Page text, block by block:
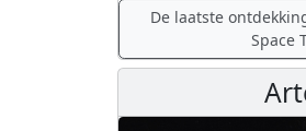
De laatste
Space